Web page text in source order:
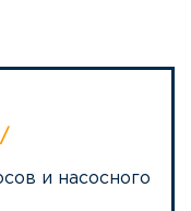
и насосного